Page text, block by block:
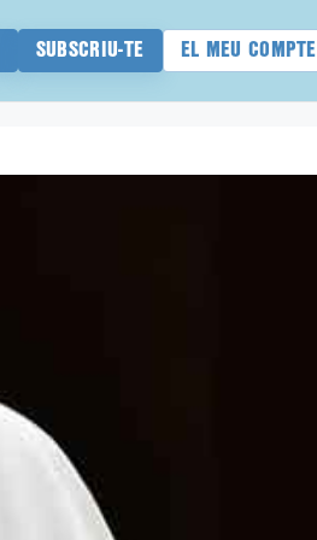
SUBSCRIU-TE EL MEU COMPTE